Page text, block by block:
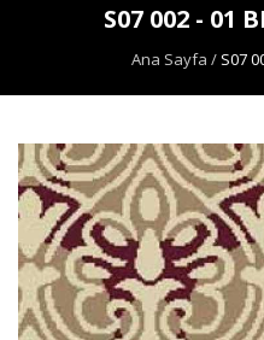
S07 002 - 01
Ana Sayfa / S07